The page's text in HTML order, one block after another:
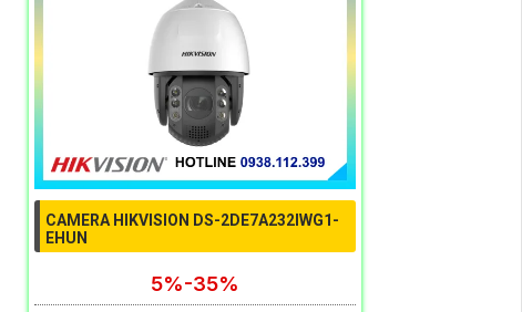
CAMERA HIKVISION DS-2DE7A232IWG1-
EHUN
5%-35%